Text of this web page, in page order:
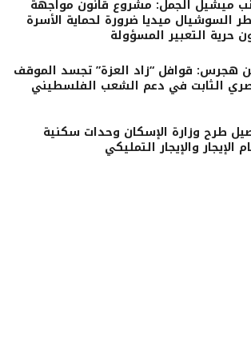
ميشيل الجمل: مشروع قانون مواجهة
السوشيال ميديا ضرورة لحماية الأسرة
حرية التعبير المسؤولة
هجرس: قوافل “زاد العزة” تجسد الموقف
الثابت في دعم الشعب الفلسطيني
طرح وزارة الإسكان وحدات سكنية
الإيجار والإيجار التمليكي